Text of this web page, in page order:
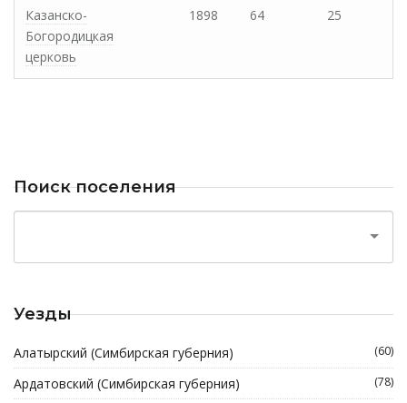
Казанско-
Богородицкая
церковь
1898 64 25
Поиск поселения
Уезды
Алатырский (Симбирская губерния) (60)
Ардатовский (Симбирская губерния) (78)